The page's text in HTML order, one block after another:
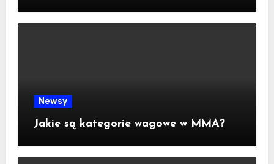
Newsy
Jakie są kategorie wagowe w MMA?